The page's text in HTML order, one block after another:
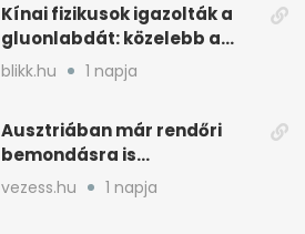
Kínai fizikusok igazolták a
gluonlabdát: közelebb a
standard modellhez
blikk.hu 1 napja
Ausztriában már rendőri
bemondásra is
büntethetnek
gyorshajtásért
vezess.hu 1 napja